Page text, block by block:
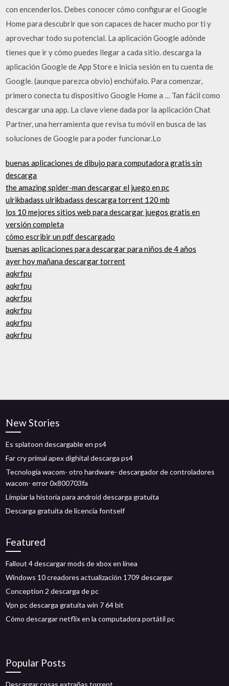
con encenderlos. Debes conocer cómo configurar el Google
Home para descubrir que son capaces de hacer mucho por ti y
aprovechar todo su potencial. La aplicación Google adónde
tienes que ir y cómo puedes llegar a cada sitio. descarga la
aplicación Google de App Store e inicia sesión en tu cuenta de
Google. (aunque parezca obvio) enchúfalo. Para comenzar,
primero conecta tu dispositivo Google Home a … Tan fácil como
descargar una app. La clave viene dada por la aplicación Chat
Partner, una herramienta que revisa tu móvil en busca de las
soluciones de Google para poder funcionar.Lo
buenas aplicaciones de dibujo para computadora gratis sin
descarga
the amazing spider-man descargar el juego en pc
ulrikbadass ulrikbadass descarga torrent 120 mb
los 10 mejores sitios web para descargar juegos gratis en
versión completa
cómo escribir un pdf descargado
buenas aplicaciones para descargar para niños de 4 años
ayer hoy mañana descargar torrent
aqkrfpu
aqkrfpu
aqkrfpu
aqkrfpu
aqkrfpu
aqkrfpu
New Stories
Es splatoon descargable en ps4
Far cry primal apex dighital descarga ps4
Tecnología wacom- otro hardware- descargador de controladores
wacom- error 0x800703fa
Limpiar la historia para android descarga gratuita
Descarga gratuita de licencia fontself
Featured
Fallout 4 descargar mods de xbox en línea
Windows 10 creadores actualización 1709 descargar
Conception 2 descarga de pc
Vpn pc descarga gratuita win 7 64 bit
Cómo descargar netflix en la computadora portátil pc
Popular Posts
Descargar cosas extrañas torrent